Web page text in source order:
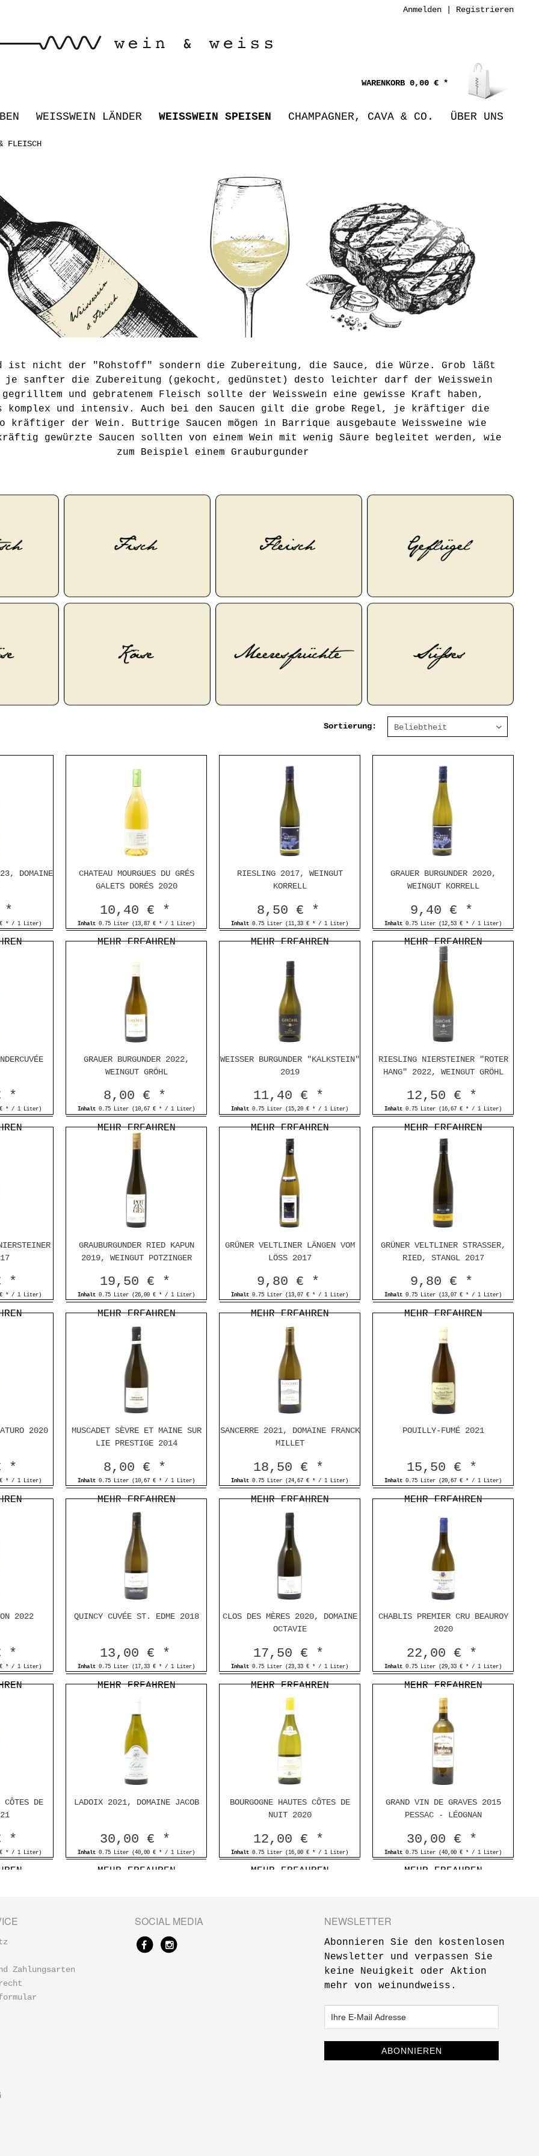
Anmelden Registrieren
0,00 € *
WEISSWEIN LÄNDER WEISSWEIN SPEISEN CHAMPAGNER, CAVA & CO. ÜBER UNS
FLEISCH
ist nicht der "Rohstoff" sondern die Zubereitung, die Sauce, die Würze. Grob läßt
je sanfter die Zubereitung (gekocht, gedünstet) desto leichter darf der Weisswein
und gebratenem Fleisch sollte der Weisswein eine gewisse Kraft haben,
komplex und intensiv. Auch bei den Saucen gilt die grobe Regel, je kräftiger die
kräftiger der Wein. Buttrige Saucen mögen in Barrique ausgebaute Weissweine wie
gewürzte Saucen sollten von einem Wein mit wenig Säure begleitet werden, wie
zum Beispiel einem Grauburgunder
Sortierung:
DOMAINE
*
€ * / 1 Liter)
CHATEAU MOURGUES DU GRÉS
GALETS DORÉS 2020
10,40 € *
Inhalt0.75 Liter (13,87 € * / 1 Liter)
MEHR ERFAHREN
RIESLING 2017, WEINGUT
KORRELL
8,50 € *
Inhalt0.75 Liter (11,33 € * / 1 Liter)
MEHR ERFAHREN
GRAUER BURGUNDER 2020,
WEINGUT KORRELL
9,40 € *
Inhalt0.75 Liter (12,53 € * / 1 Liter)
MEHR ERFAHREN
*
€ * / 1 Liter)
GRAUER BURGUNDER 2022,
WEINGUT GRÖHL
8,00 € *
Inhalt0.75 Liter (10,67 € * / 1 Liter)
MEHR ERFAHREN
WEISSER BURGUNDER "KALKSTEIN"
2019
11,40 € *
Inhalt0.75 Liter (15,20 € * / 1 Liter)
MEHR ERFAHREN
RIESLING NIERSTEINER "ROTER
HANG" 2022, WEINGUT GRÖHL
12,50 € *
Inhalt0.75 Liter (16,67 € * / 1 Liter)
MEHR ERFAHREN
*
€ * / 1 Liter)
GRAUBURGUNDER RIED KAPUN
2019, WEINGUT POTZINGER
19,50 € *
Inhalt0.75 Liter (26,00 € * / 1 Liter)
MEHR ERFAHREN
GRÜNER VELTLINER LÄNGEN VOM
LÖSS 2017
9,80 € *
Inhalt0.75 Liter (13,07 € * / 1 Liter)
MEHR ERFAHREN
GRÜNER VELTLINER STRASSER,
RIED, STANGL 2017
9,80 € *
Inhalt0.75 Liter (13,07 € * / 1 Liter)
MEHR ERFAHREN
2020
*
€ * / 1 Liter)
MUSCADET SÈVRE ET MAINE SUR
LIE PRESTIGE 2014
8,00 € *
Inhalt0.75 Liter (10,67 € * / 1 Liter)
MEHR ERFAHREN
SANCERRE 2021, DOMAINE FRANCK
MILLET
18,50 € *
Inhalt0.75 Liter (24,67 € * / 1 Liter)
MEHR ERFAHREN
POUILLY-FUMÉ 2021
15,50 € *
Inhalt0.75 Liter (20,67 € * / 1 Liter)
MEHR ERFAHREN
2022
*
€ * / 1 Liter)
QUINCY CUVÉE ST. EDME 2018
13,00 € *
Inhalt0.75 Liter (17,33 € * / 1 Liter)
MEHR ERFAHREN
CLOS DES MÈRES 2020, DOMAINE
OCTAVIE
17,50 € *
Inhalt0.75 Liter (23,33 € * / 1 Liter)
MEHR ERFAHREN
CHABLIS PREMIER CRU BEAUROY
2020
22,00 € *
Inhalt0.75 Liter (29,33 € * / 1 Liter)
MEHR ERFAHREN
CÔTES DE
*
€ * / 1 Liter)
LADOIX 2021, DOMAINE JACOB
30,00 € *
Inhalt0.75 Liter (40,00 € * / 1 Liter)
MEHR ERFAHREN
BOURGOGNE HAUTES CÔTES DE
NUIT 2020
12,00 € *
Inhalt0.75 Liter (16,00 € * / 1 Liter)
MEHR ERFAHREN
GRAND VIN DE GRAVES 2015
PESSAC - LÉOGNAN
30,00 € *
Inhalt0.75 Liter (40,00 € * / 1 Liter)
MEHR ERFAHREN
Zahlungsarten
SOCIAL MEDIA NEWSLETTER
Abonnieren Sie den kostenlosen
Newsletter und verpassen Sie
keine Neuigkeit oder Aktion
mehr von weinundweiss.
ABONNIEREN